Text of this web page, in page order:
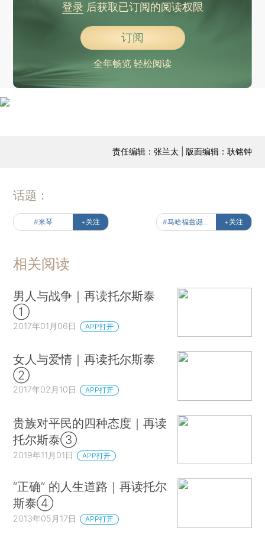
登录后获取已订阅的阅读权限
订阅
全年畅览 轻松阅读
责任编辑：张兰太 | 版面编辑：耿铭钟
话题：
#米琴 +关注 #马哈福兹诞辰110周年纪 +关注
相关阅读
男人与战争｜再读托尔斯泰
①
2017年01月06日 APP打开
女人与爱情｜再读托尔斯泰
②
2017年02月10日 APP打开
贵族对平民的四种态度｜再读
托尔斯泰③
2019年11月01日 APP打开
“正确” 的人生道路｜再读托尔
斯泰④
2013年05月17日 APP打开